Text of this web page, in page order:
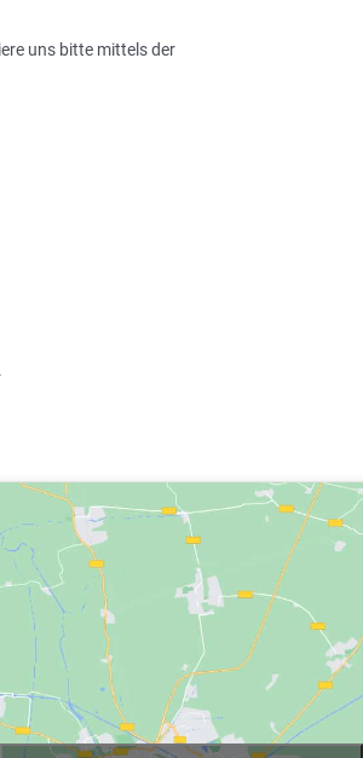
uns bitte mittels der